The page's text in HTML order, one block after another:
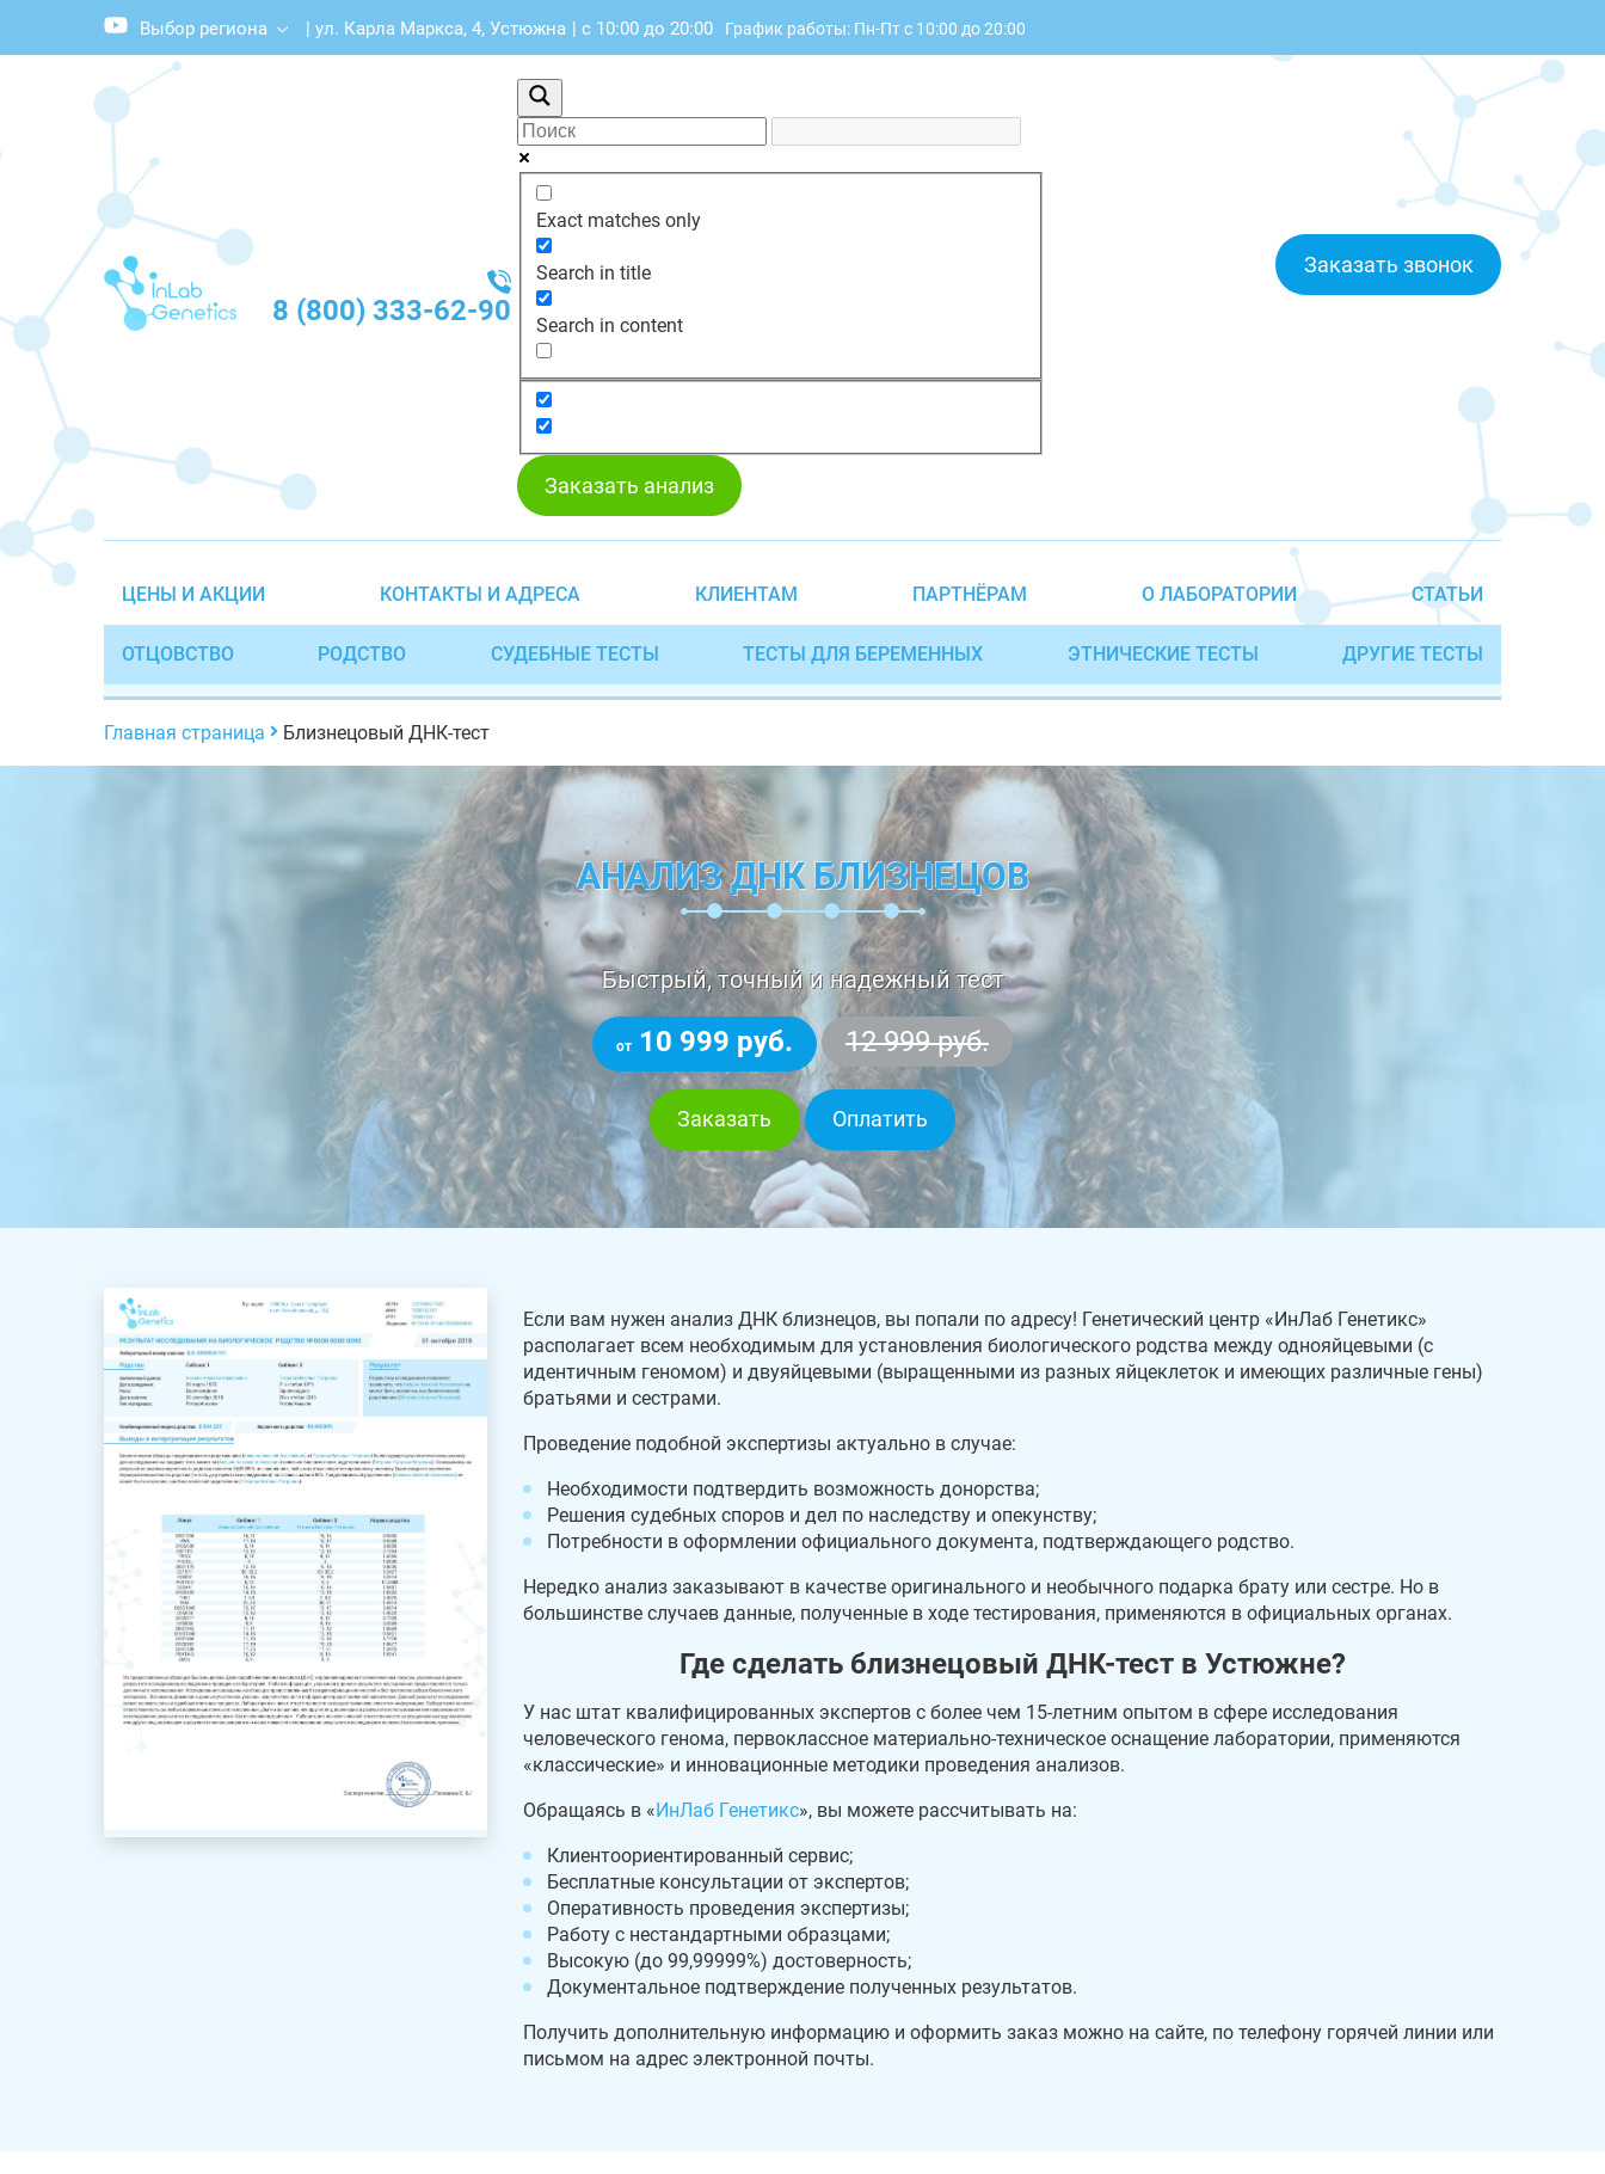
Выбор региона | ул. Карла Маркса, 4, Устюжна | с 10:00 до 20:00 График работы: Пн-Пт с 10:00 до 20:00
8 (800) 333-62-90
Exact matches only
Search in title
Search in content
Заказать звонок
Заказать анализ
ЦЕНЫ И АКЦИИ КОНТАКТЫ И АДРЕСА КЛИЕНТАМ ПАРТНЁРАМ О ЛАБОРАТОРИИ СТАТЬИ
ОТЦОВСТВО РОДСТВО СУДЕБНЫЕ ТЕСТЫ ТЕСТЫ ДЛЯ БЕРЕМЕННЫХ ЭТНИЧЕСКИЕ ТЕСТЫ ДРУГИЕ ТЕСТЫ
Главная страница Близнецовый ДНК-тест
АНАЛИЗ ДНК БЛИЗНЕЦОВ
Быстрый, точный и надежный тест
от 10 999 руб. 12 999 руб.
Заказать Оплатить
Если вам нужен анализ ДНК близнецов, вы попали по адресу! Генетический центр «ИнЛаб Генетикс»
располагает всем необходимым для установления биологического родства между однояйцевыми (с
идентичным геномом) и двуяйцевыми (выращенными из разных яйцеклеток и имеющих различные гены)
братьями и сестрами.
Проведение подобной экспертизы актуально в случае:
Необходимости подтвердить возможность донорства;
Решения судебных споров и дел по наследству и опекунству;
Потребности в оформлении официального документа, подтверждающего родство.
Нередко анализ заказывают в качестве оригинального и необычного подарка брату или сестре. Но в
большинстве случаев данные, полученные в ходе тестирования, применяются в официальных органах.
Где сделать близнецовый ДНК-тест в Устюжне?
У нас штат квалифицированных экспертов с более чем 15-летним опытом в сфере исследования
человеческого генома, первоклассное материально-техническое оснащение лаборатории, применяются
«классические» и инновационные методики проведения анализов.
Обращаясь в « ИнЛаб Генетикс», вы можете рассчитывать на:
Клиентоориентированный сервис;
Бесплатные консультации от экспертов;
Оперативность проведения экспертизы;
Работу с нестандартными образцами;
Высокую (до 99,99999%) достоверность;
Документальное подтверждение полученных результатов.
Получить дополнительную информацию и оформить заказ можно на сайте, по телефону горячей линии или
письмом на адрес электронной почты.